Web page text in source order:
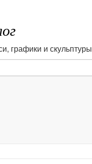
графики и скульптуры